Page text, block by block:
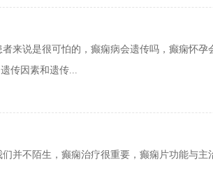
来说是很可怕的，癫痫病会遗传吗，癫痫怀孕
传因素和遗传...
并不陌生，癫痫治疗很重要，癫痫片功能与主